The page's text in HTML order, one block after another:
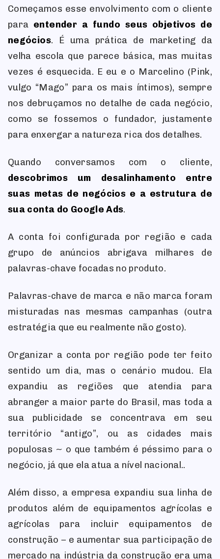
Começamos esse envolvimento com o cliente
para entender a fundo seus objetivos de
negócios. É uma prática de marketing da
velha escola que parece básica, mas muitas
vezes é esquecida. E eu e o Marcelino (Pink,
vulgo “Mago” para os mais íntimos), sempre
nos debruçamos no detalhe de cada negócio,
como se fossemos o fundador, justamente
para enxergar a natureza rica dos detalhes.
Quando conversamos com o cliente,
descobrimos um desalinhamento entre
suas metas de negócios e a estrutura de
sua conta do Google Ads.
A conta foi configurada por região e cada
grupo de anúncios abrigava milhares de
palavras-chave focadas no produto.
Palavras-chave de marca e não marca foram
misturadas nas mesmas campanhas (outra
estratégia que eu realmente não gosto).
Organizar a conta por região pode ter feito
sentido um dia, mas o cenário mudou. Ela
expandiu as regiões que atendia para
abranger a maior parte do Brasil, mas toda a
sua publicidade se concentrava em seu
território “antigo”, ou as cidades mais
populosas ~ o que também é péssimo para o
negócio, já que ela atua a nível nacional..
Além disso, a empresa expandiu sua linha de
produtos além de equipamentos agrícolas e
agrícolas para incluir equipamentos de
construção – e aumentar sua participação de
mercado na indústria da construção era uma